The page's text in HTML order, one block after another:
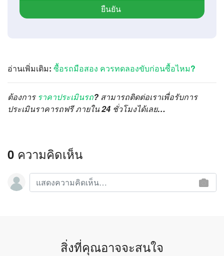
ยืนยัน
อ่านเพิ่มเติม: ซื้อรถมือสอง ควรทดลองขับก่อนซื้อไหม?
ต้องการ ราคาประเมินรถ? สามารถติดต่อเราเพื่อรับการ
ประเมินราคารถฟรี ภายใน 24 ชั่วโมงได้เลย…
0 ความคิดเห็น
สิ่งที่คุณอาจจะสนใจ